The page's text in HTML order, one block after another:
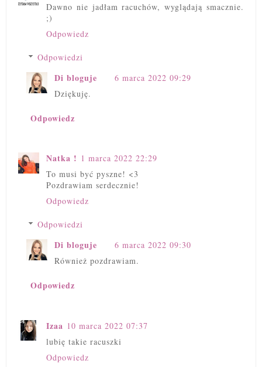
Dawno nie jadłam racuchów, wyglądają smacznie.
;)
Odpowiedz
Odpowiedzi
Di bloguje
6 marca 2022 09:29
Dziękuję.
Odpowiedz
Natka ! 1 marca 2022 22:29
To musi być pyszne! <3
Pozdrawiam serdecznie!
Odpowiedz
Odpowiedzi
Di bloguje
6 marca 2022 09:30
Również pozdrawiam.
Odpowiedz
Izaa 10 marca 2022 07:37
lubię takie racuszki
Odpowiedz